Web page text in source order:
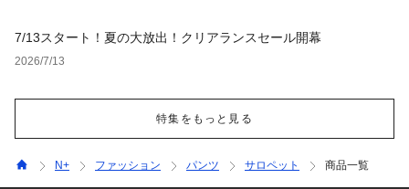
7/13スタート！夏の大放出！クリアランスセール開幕
2026/7/13
特集をもっと見る
N+ ファッション パンツ サロペット 商品一覧